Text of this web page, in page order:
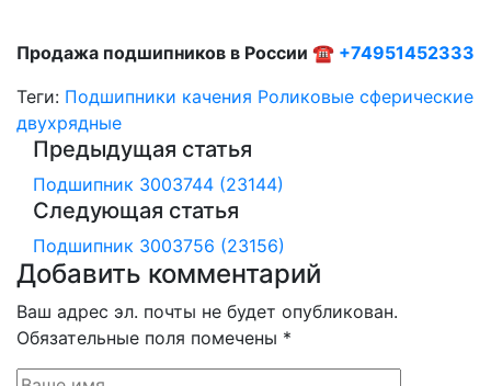
Продажа подшипников в России ☎ +74951452333
Теги: Подшипники качения Роликовые сферические
двухрядные
Предыдущая статья
Подшипник 3003744 (23144)
Следующая статья
Подшипник 3003756 (23156)
Добавить комментарий
Ваш адрес эл. почты не будет опубликован.
Обязательные поля помечены *